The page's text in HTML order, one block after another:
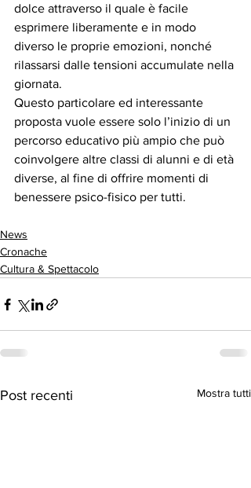
dolce attraverso il quale è facile
esprimere liberamente e in modo
diverso le proprie emozioni, nonché
rilassarsi dalle tensioni accumulate nella
giornata.
Questo particolare ed interessante
proposta vuole essere solo l’inizio di un
percorso educativo più ampio che può
coinvolgere altre classi di alunni e di età
diverse, al fine di offrire momenti di
benessere psico-fisico per tutti.
News
Cronache
Cultura & Spettacolo
Post recenti Mostra tutti